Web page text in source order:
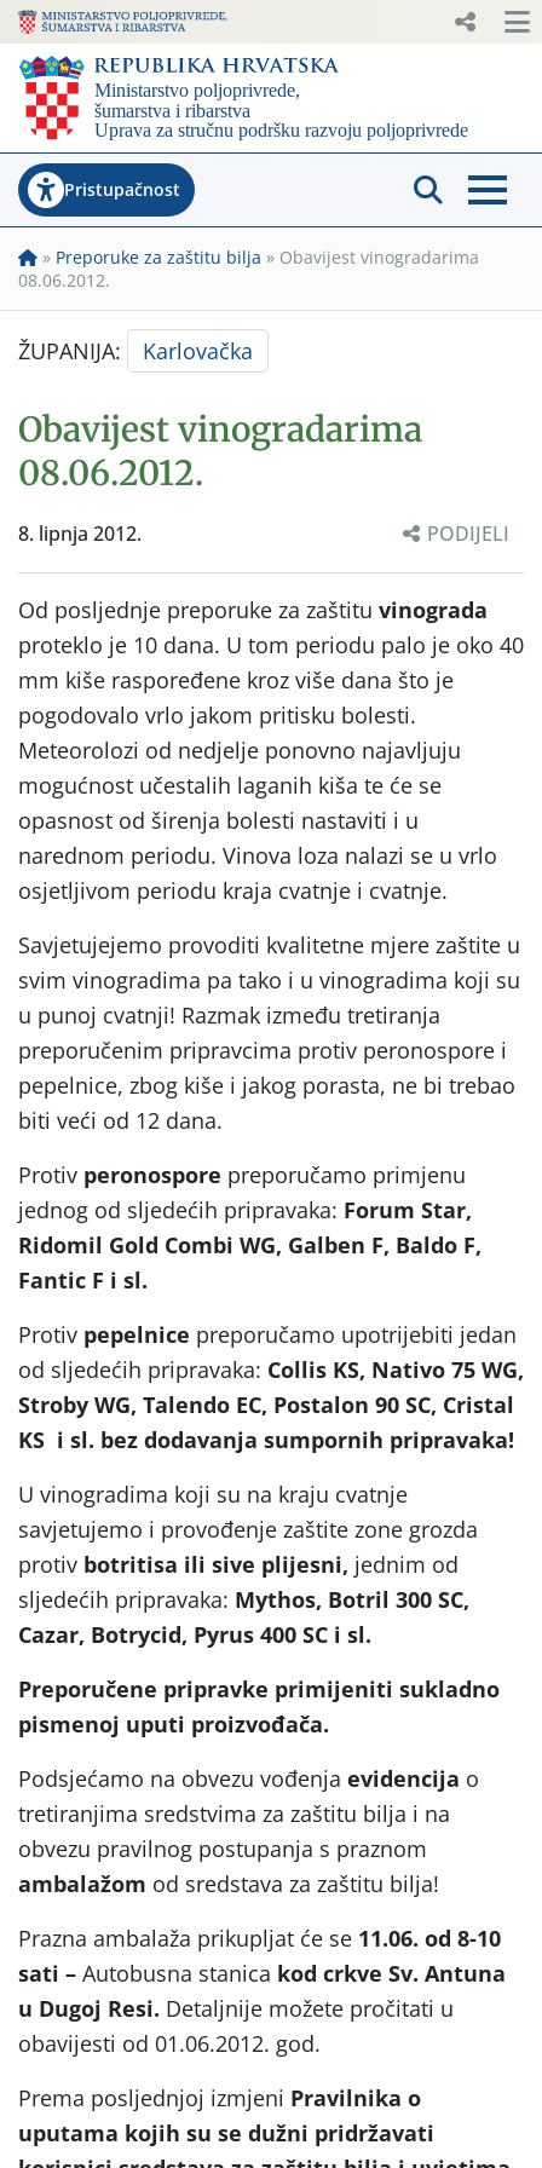
Pristupačnost
» Preporuke za zaštitu bilja » Obavijest vinogradarima
08.06.2012.
ŽUPANIJA: Karlovačka
Obavijest vinogradarima
08.06.2012.
8. lipnja 2012. PODIJELI
Od posljednje preporuke za zaštitu vinograda
proteklo je 10 dana. U tom periodu palo je oko 40
mm kiše raspoređene kroz više dana što je
pogodovalo vrlo jakom pritisku bolesti.
Meteorolozi od nedjelje ponovno najavljuju
mogućnost učestalih laganih kiša te će se
opasnost od širenja bolesti nastaviti i u
narednom periodu. Vinova loza nalazi se u vrlo
osjetljivom periodu kraja cvatnje i cvatnje.
Savjetujejemo provoditi kvalitetne mjere zaštite u
svim vinogradima pa tako i u vinogradima koji su
u punoj cvatnji! Razmak između tretiranja
preporučenim pripravcima protiv peronospore i
pepelnice, zbog kiše i jakog porasta, ne bi trebao
biti veći od 12 dana.
Protiv peronospore preporučamo primjenu
jednog od sljedećih pripravaka: Forum Star,
Ridomil Gold Combi WG, Galben F, Baldo F,
Fantic F i sl.
Protiv pepelnice preporučamo upotrijebiti jedan
od sljedećih pripravaka: Collis KS, Nativo 75 WG,
Stroby WG, Talendo EC, Postalon 90 SC, Cristal
KS i sl. bez dodavanja sumpornih pripravaka!
U vinogradima koji su na kraju cvatnje
savjetujemo i provođenje zaštite zone grozda
protiv botritisa ili sive plijesni, jednim od
sljedećih pripravaka: Mythos, Botril 300 SC,
Cazar, Botrycid, Pyrus 400 SC i sl.
Preporučene pripravke primijeniti sukladno
pismenoj uputi proizvođača.
Podsjećamo na obvezu vođenja evidencija o
tretiranjima sredstvima za zaštitu bilja i na
obvezu pravilnog postupanja s praznom
ambalažom od sredstava za zaštitu bilja!
Prazna ambalaža prikupljat će se 11.06. od 8-10
sati – Autobusna stanica kod crkve Sv. Antuna
u Dugoj Resi. Detaljnije možete pročitati u
obavijesti od 01.06.2012. god.
Prema posljednjoj izmjeni Pravilnika o
uputama kojih su se dužni pridržavati